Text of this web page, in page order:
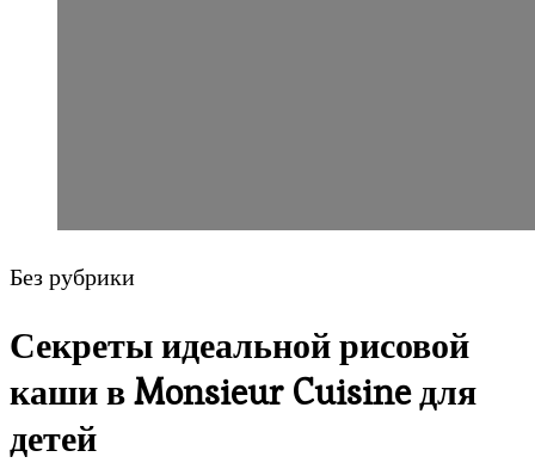
Без рубрики
Секреты идеальной рисовой
каши в Monsieur Cuisine для
детей